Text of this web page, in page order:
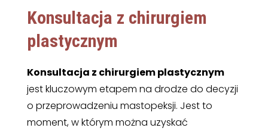
Konsultacja z chirurgiem
plastycznym
Konsultacja z chirurgiem plastycznym
jest kluczowym etapem na drodze do decyzji
o przeprowadzeniu mastopeksji. Jest to
moment, w którym można uzyskać